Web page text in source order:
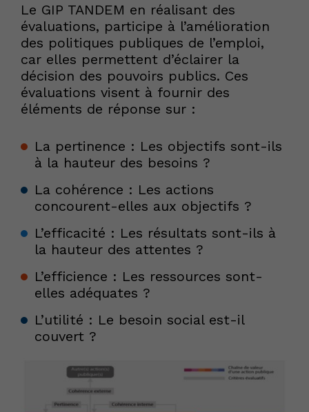
Le GIP TANDEM en réalisant des
évaluations, participe à l’amélioration
des politiques publiques de l’emploi,
car elles permettent d’éclairer la
décision des pouvoirs publics. Ces
évaluations visent à fournir des
éléments de réponse sur :
La pertinence : Les objectifs sont-ils
à la hauteur des besoins ?
La cohérence : Les actions
concourent-elles aux objectifs ?
L’efficacité : Les résultats sont-ils à
la hauteur des attentes ?
L’efficience : Les ressources sont-
elles adéquates ?
L’utilité : Le besoin social est-il
couvert ?